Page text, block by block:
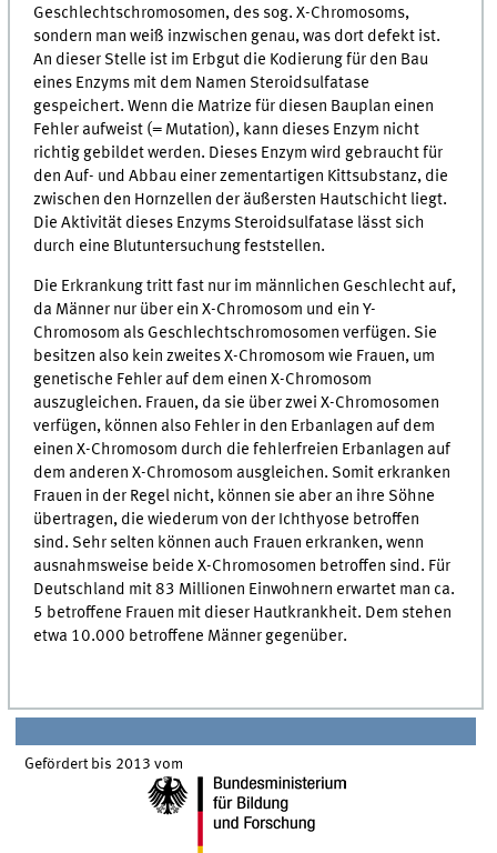
Geschlechtschromosomen, des sog. X-Chromosoms,
sondern man weiß inzwischen genau, was dort defekt ist.
An dieser Stelle ist im Erbgut die Kodierung für den Bau
eines Enzyms mit dem Namen Steroidsulfatase
gespeichert. Wenn die Matrize für diesen Bauplan einen
Fehler aufweist (= Mutation), kann dieses Enzym nicht
richtig gebildet werden. Dieses Enzym wird gebraucht für
den Auf- und Abbau einer zementartigen Kittsubstanz, die
zwischen den Hornzellen der äußersten Hautschicht liegt.
Die Aktivität dieses Enzyms Steroidsulfatase lässt sich
durch eine Blutuntersuchung feststellen.
Die Erkrankung tritt fast nur im männlichen Geschlecht auf,
da Männer nur über ein X-Chromosom und ein Y-
Chromosom als Geschlechtschromosomen verfügen. Sie
besitzen also kein zweites X-Chromosom wie Frauen, um
genetische Fehler auf dem einen X-Chromosom
auszugleichen. Frauen, da sie über zwei X-Chromosomen
verfügen, können also Fehler in den Erbanlagen auf dem
einen X-Chromosom durch die fehlerfreien Erbanlagen auf
dem anderen X-Chromosom ausgleichen. Somit erkranken
Frauen in der Regel nicht, können sie aber an ihre Söhne
übertragen, die wiederum von der Ichthyose betroffen
sind. Sehr selten können auch Frauen erkranken, wenn
ausnahmsweise beide X-Chromosomen betroffen sind. Für
Deutschland mit 83 Millionen Einwohnern erwartet man ca.
5 betroffene Frauen mit dieser Hautkrankheit. Dem stehen
etwa 10.000 betroffene Männer gegenüber.
Gefördert bis 2013 vom